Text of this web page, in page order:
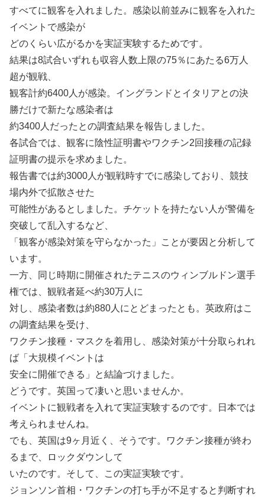
すべてに観客を入れました。感染以前並みに観客を入れた
イベントで感染が
どのくらい広がるかを実証実験するためです。
結果は8試合いずれも収容人数上限の75％にあたる6万人
超が観戦、
観客計約6400人が感染。イングランドとイタリアとの決
勝だけで新たな感染者は
約3400人だったとの調査結果を報告しました。
各試合では、観客に陰性証明書やワクチン2回接種の記録
証明書の提示を求めました。
報告書では約3000人が観戦時すでに感染しており、競技
場内外で拡散させた
可能性があるとしました。チケットを持たない人が警備を
突破して乱入するなど、
「観客が感染対策を守らなかった」ことが要因と分析して
います。
一方、同じ時期に開催されたテニスのウィンブルドン選手
権では、観戦者延べ約30万人に
対し、感染者数は約880人にとどまったとも。英政府はこ
の調査結果を受け、
ワクチン接種・マスクを着用し、感染対策が十分取られれ
ば「大規模イベントは
安全に開催できる」と結論づけました。
どうです。英国って凄いと思いませんか。
イベントに観戦者を入れて実証実験するのです。日本では
考えられませんね。
でも、英国は9ヶ月近く、そうです。ワクチン接種が終わ
るまで、ロックダウンして
いたのです。そして、この実証実験です。
ジョンソン首相・ワクチンの打ち手が不足すると判断すれ